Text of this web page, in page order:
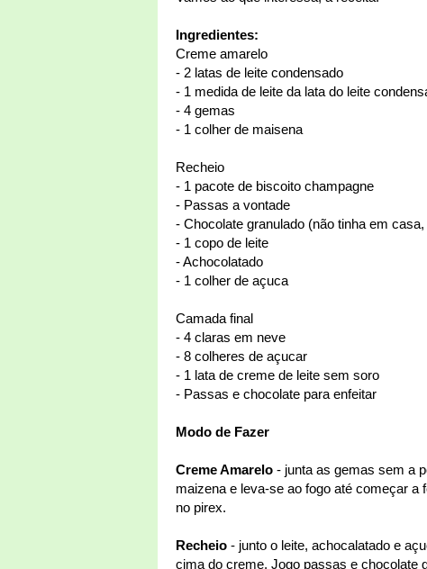
Ingredientes:
Creme amarelo
- 2 latas de leite condensado
- 1 medida de leite da lata do leite
- 4 gemas
- 1 colher de maisena
Recheio
- 1 pacote de biscoito champagne
- Passas a vontade
- Chocolate granulado (não tinha em
- 1 copo de leite
- Achocolatado
- 1 colher de açuca
Camada final
- 4 claras em neve
- 8 colheres de açucar
- 1 lata de creme de leite sem soro
- Passas e chocolate para enfeitar
Modo de Fazer
Creme Amarelo - junta as gemas sem a
maizena e leva-se ao fogo até começar
no pirex.
Recheio - junto o leite, achocalatado e
cima do creme. Jogo passas e chocolate